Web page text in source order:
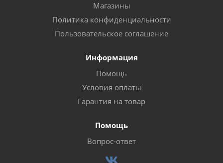
Магазины
Политика конфиденциальности
Пользовательское соглашение
Информация
Помощь
Условия оплаты
Гарантия на товар
Помощь
Вопрос-ответ